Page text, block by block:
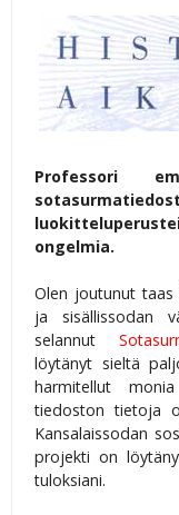
Professori
ongelmia.
Olen joutunut taas
ja sisällissodan
selannut
löytänyt sieltä
harmitellut
tiedoston tietoja
Kansalaissodan
projekti on
tuloksiani.